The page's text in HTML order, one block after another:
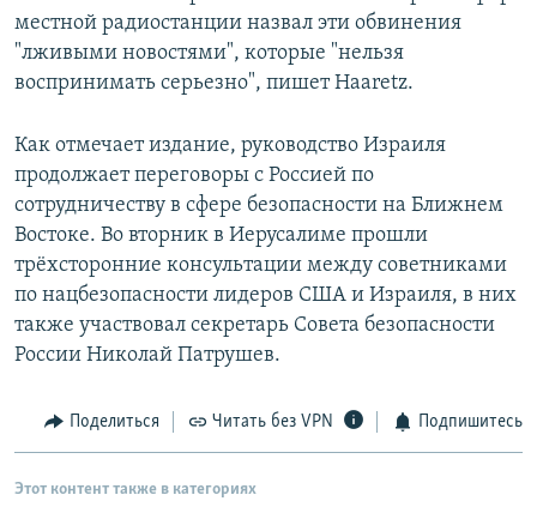
местной радиостанции назвал эти обвинения
"лживыми новостями", которые "нельзя
воспринимать серьезно", пишет Haaretz.
Как отмечает издание, руководство Израиля
продолжает переговоры с Россией по
сотрудничеству в сфере безопасности на Ближнем
Востоке. Во вторник в Иерусалиме прошли
трёхсторонние консультации между советниками
по нацбезопасности лидеров США и Израиля, в них
также участвовал секретарь Совета безопасности
России Николай Патрушев.
Поделиться Читать без VPN Подпишитесь
Этот контент также в категориях